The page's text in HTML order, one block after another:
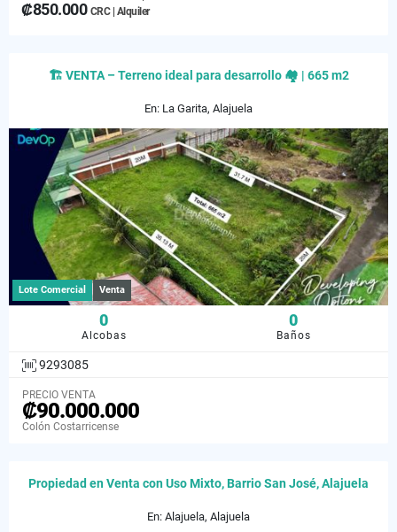
₡850.000 CRC | Alquiler
🏗 VENTA – Terreno ideal para desarrollo 🏘 | 665 m2
En: La Garita, Alajuela
Lote Comercial Venta
0
Alcobas
0
Baños
9293085
PRECIO VENTA
₡90.000.000
Colón Costarricense
Propiedad en Venta con Uso Mixto, Barrio San José, Alajuela
En: Alajuela, Alajuela